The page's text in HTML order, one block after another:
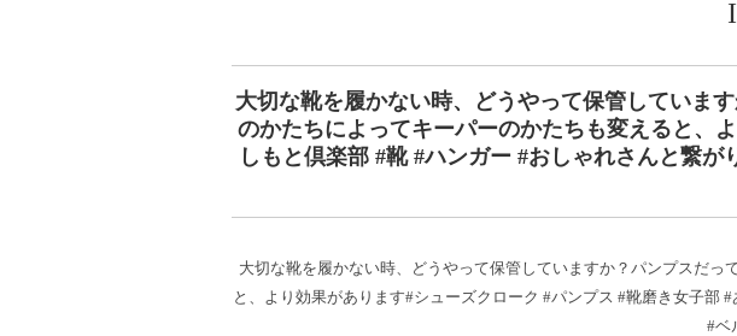
大切な靴を履かない時、どうやって保管していま
のかたちによってキーパーのかたちも変えると、
しもと倶楽部 #靴 #ハンガー #おしゃれさんと繋が
大切な靴を履かない時、どうやって保管していますか？パンプスだ
と、より効果があります#シューズクローク #パンプス #靴磨き女子部
#ベ